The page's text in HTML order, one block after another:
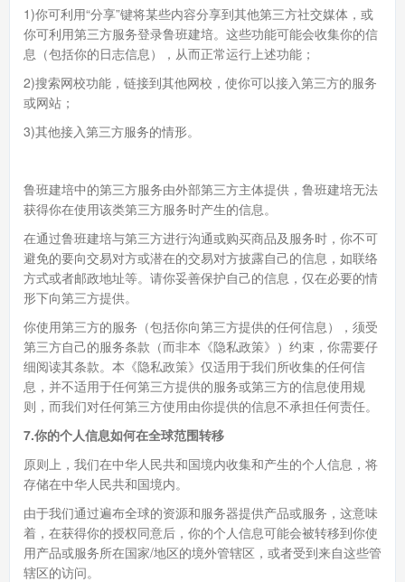
1)你可利用“分享”键将某些内容分享到其他第三方社交媒体，或
你可利用第三方服务登录鲁班建培。这些功能可能会收集你的信
息（包括你的日志信息），从而正常运行上述功能；
2)搜索网校功能，链接到其他网校，使你可以接入第三方的服务
或网站；
3)其他接入第三方服务的情形。
鲁班建培中的第三方服务由外部第三方主体提供，鲁班建培无法
获得你在使用该类第三方服务时产生的信息。
在通过鲁班建培与第三方进行沟通或购买商品及服务时，你不可
避免的要向交易对方或潜在的交易对方披露自己的信息，如联络
方式或者邮政地址等。请你妥善保护自己的信息，仅在必要的情
形下向第三方提供。
你使用第三方的服务（包括你向第三方提供的任何信息），须受
第三方自己的服务条款（而非本《隐私政策》）约束，你需要仔
细阅读其条款。本《隐私政策》仅适用于我们所收集的任何信
息，并不适用于任何第三方提供的服务或第三方的信息使用规
则，而我们对任何第三方使用由你提供的信息不承担任何责任。
7.你的个人信息如何在全球范围转移
原则上，我们在中华人民共和国境内收集和产生的个人信息，将
存储在中华人民共和国境内。
由于我们通过遍布全球的资源和服务器提供产品或服务，这意味
着，在获得你的授权同意后，你的个人信息可能会被转移到你使
用产品或服务所在国家/地区的境外管辖区，或者受到来自这些管
辖区的访问。